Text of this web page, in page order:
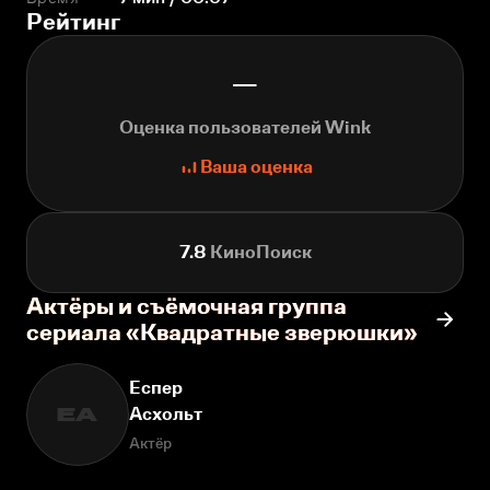
Рейтинг
—
Оценка пользователей Wink
Ваша оценка
7.8 КиноПоиск
Актёры и съёмочная группа
сериала «Квадратные зверюшки»
ЕА
Еспер
Асхольт
Актёр